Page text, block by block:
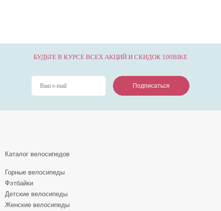
БУДЬТЕ В КУРСЕ ВСЕХ АКЦИЙ И СКИДОК 100BIKE
Подписаться
Подписаться
Подписаться
Каталог велосипедов
Горные велосипеды
Фэтбайки
Детские велосипеды
Женские велосипеды